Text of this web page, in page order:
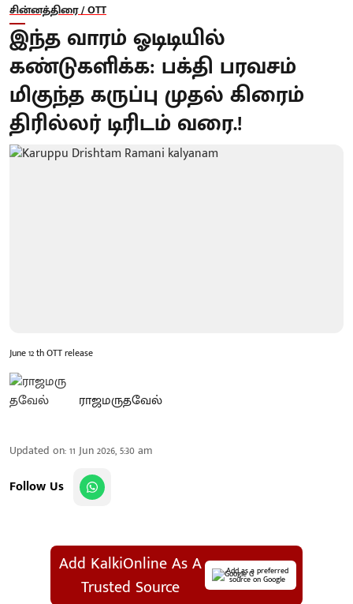
சின்னத்திரை / OTT
இந்த வாரம் ஓடிடியில்
கண்டுகளிக்க: பக்தி பரவசம்
மிகுந்த கருப்பு முதல் கிரைம்
திரில்லர் டிரிடம் வரை.!
June 12 th OTT release
ராஜமருதவேல்
Updated on:11 Jun 2026, 5:30 am
Follow Us
Add KalkiOnline As A
Trusted Source
Add as a preferred
source on Google